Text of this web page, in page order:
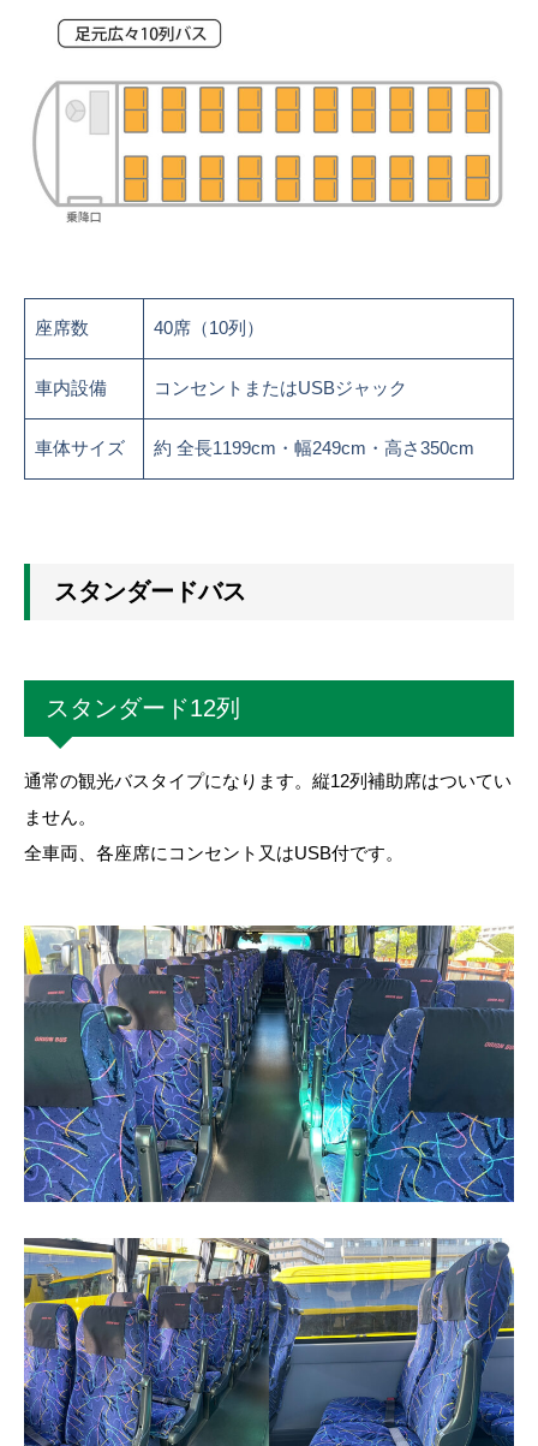
座席数 40席（10列）
車内設備 コンセントまたはUSBジャック
車体サイズ 約 全長1199cm・幅249cm・高さ350cm
スタンダードバス
スタンダード12列
通常の観光バスタイプになります。縦12列補助席はついてい
ません。
全車両、各座席にコンセント又はUSB付です。